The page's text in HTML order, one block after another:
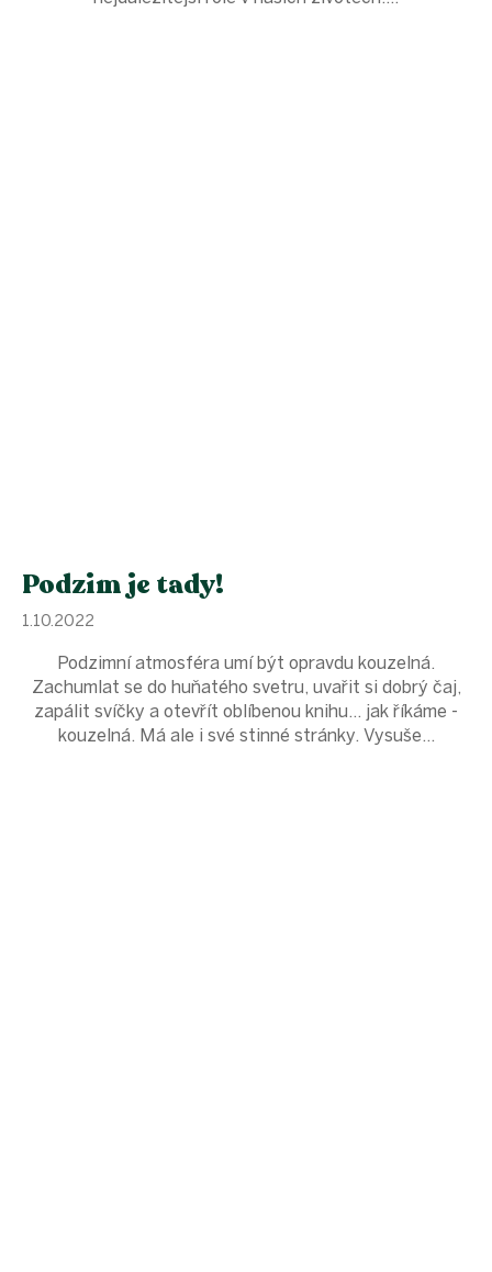
Podzim je tady!
1.10.2022
Podzimní atmosféra umí být opravdu kouzelná.
Zachumlat se do huňatého svetru, uvařit si dobrý čaj,
zapálit svíčky a otevřít oblíbenou knihu… jak říkáme -
kouzelná. Má ale i své stinné stránky. Vysuše...